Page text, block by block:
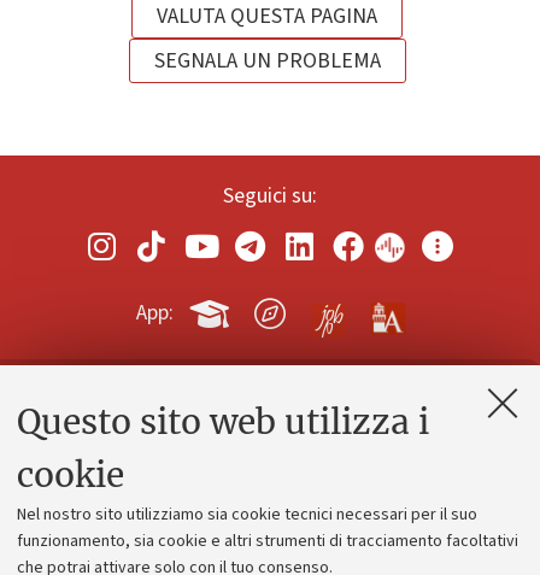
Questo sito web utilizza i
cookie
Nel nostro sito utilizziamo sia cookie tecnici necessari per il suo
funzionamento, sia cookie e altri strumenti di tracciamento facoltativi
che potrai attivare solo con il tuo consenso.
VALUTA QUESTA PAGINA
SEGNALA UN PROBLEMA
Seguici su:
App:
Contatti e PEC
Alumni community